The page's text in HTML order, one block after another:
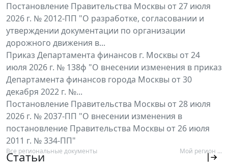
Постановление Правительства Москвы от 27 июля
2026 г. № 2012-ПП "О разработке, согласовании и
утверждении документации по организации
дорожного движения в...
Приказ Департамента финансов г. Москвы от 24
июля 2026 г. № 138ф "О внесении изменения в приказ
Департамента финансов города Москвы от 30
декабря 2022 г. №...
Постановление Правительства Москвы от 28 июля
2026 г. № 2037-ПП "О внесении изменения в
постановление Правительства Москвы от 26 июля
2011 г. № 334-ПП"
Все региональные документы Мой регион ...
Статьи